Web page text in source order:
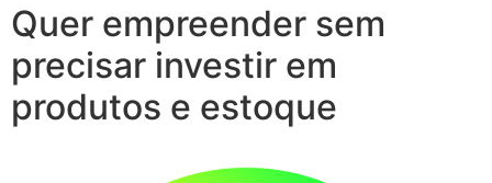
Quer empreender sem
precisar investir em
produtos e estoque